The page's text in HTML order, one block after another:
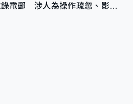
錄電郵 涉人為操作疏忽、影響